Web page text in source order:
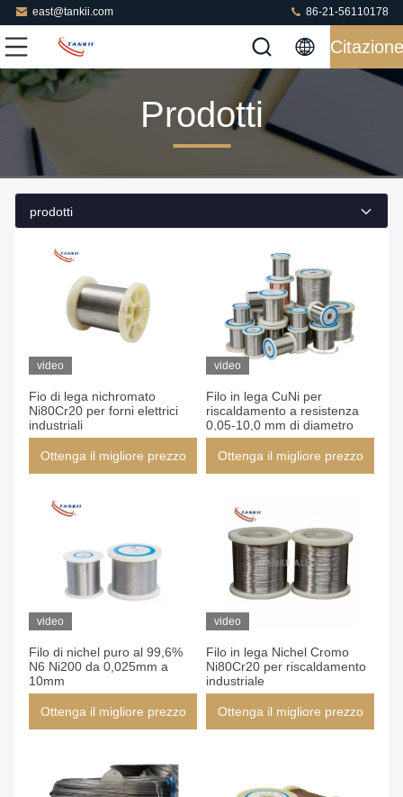
east@tankii.com 86-21-56110178
Citazione
Prodotti
prodotti
video
Fio di lega nichromato
Ni80Cr20 per forni elettrici
industriali
Ottenga il migliore prezzo
video
Filo in lega CuNi per
riscaldamento a resistenza
0,05-10,0 mm di diametro
Ottenga il migliore prezzo
video
Filo di nichel puro al 99,6%
N6 Ni200 da 0,025mm a
10mm
Ottenga il migliore prezzo
video
Filo in lega Nichel Cromo
Ni80Cr20 per riscaldamento
industriale
Ottenga il migliore prezzo